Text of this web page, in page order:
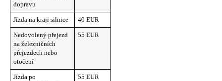
dopravu
Jízda na kraji silnice 40 EUR
Nedovolený přejezd
na železničních
přejezdech nebo
otočení
55 EUR
Jízda po
55 EUR